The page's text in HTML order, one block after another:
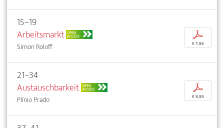
15–19
Arbeitsmarkt OPEN
ACCESS
Simon Roloff
p
€ 7,95
21–34
Austauschbarkeit OPEN
ACCESS
Plínio Prado
p
€ 9,95